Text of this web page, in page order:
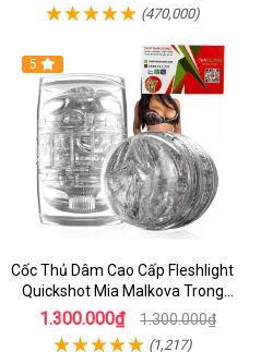
(470,000)
5
Cốc Thủ Dâm Cao Cấp Fleshlight
Quickshot Mia Malkova Trong
Suốt Chính Hãng
1.300.000₫ 1.300.000₫
(1,217)